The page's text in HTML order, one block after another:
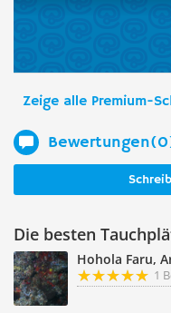
Zeige alle Premium-
Die besten
Hohola Faru,
1